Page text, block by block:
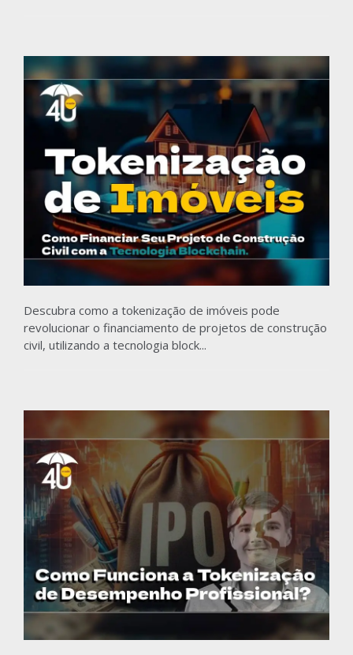
Descubra como a tokenização de imóveis pode
revolucionar o financiamento de projetos de construção
civil, utilizando a tecnologia block...